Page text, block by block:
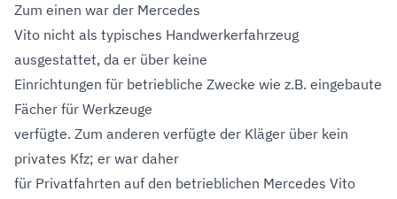
Zum einen war der Mercedes
Vito nicht als typisches Handwerkerfahrzeug
ausgestattet, da er über keine
Einrichtungen für betriebliche Zwecke wie z.B. eingebaute
Fächer für Werkzeuge
verfügte. Zum anderen verfügte der Kläger über kein
privates Kfz; er war daher
für Privatfahrten auf den betrieblichen Mercedes Vito